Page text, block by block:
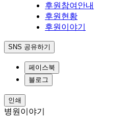
후원참여안내
후원현황
후원이야기
SNS 공유하기
페이스북
블로그
인쇄
병원이야기